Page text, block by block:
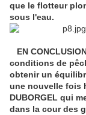
que le flotteur
sous l'eau.
EN
conditions de
obtenir un
une nouvelle fois
DUBORGEL qui
dans la cour des